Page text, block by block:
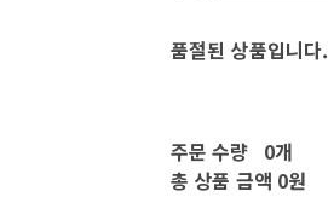
품절된 상품입니다.
주문 수량 0개
총 상품 금액 0원